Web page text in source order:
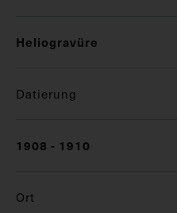
Heliogravüre
Datierung
1908 - 1910
Ort